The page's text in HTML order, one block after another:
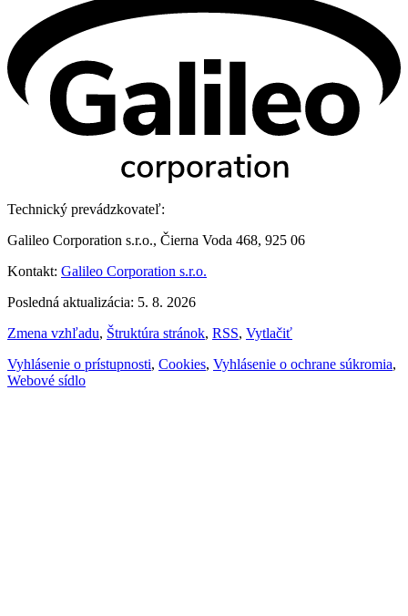
Technický prevádzkovateľ:
Galileo Corporation s.r.o., Čierna Voda 468, 925 06
Kontakt: Galileo Corporation s.r.o.
Posledná aktualizácia: 5. 8. 2026
Zmena vzhľadu, Štruktúra stránok, RSS, Vytlačiť
Vyhlásenie o prístupnosti, Cookies, Vyhlásenie o ochrane súkromia,
Webové sídlo